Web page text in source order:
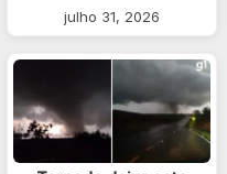
julho 31, 2026